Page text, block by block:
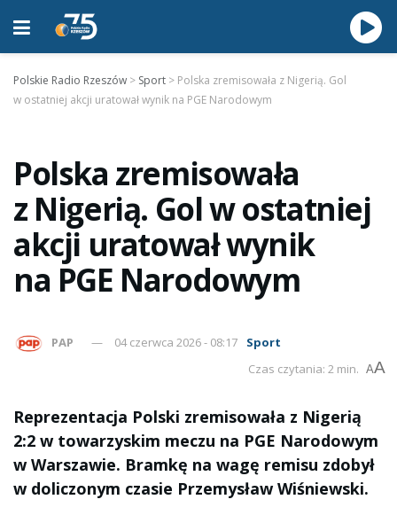
Polskie Radio Rzeszów > Sport > Polska zremisowała z Nigerią. Gol
w ostatniej akcji uratował wynik na PGE Narodowym
Polska zremisowała
z Nigerią. Gol w ostatniej
akcji uratował wynik
na PGE Narodowym
PAP 04 czerwca 2026 - 08:17
Sport
Czas czytania: 2 min. AA
Reprezentacja Polski zremisowała z Nigerią
2:2 w towarzyskim meczu na PGE Narodowym
w Warszawie. Bramkę na wagę remisu zdobył
w doliczonym czasie Przemysław Wiśniewski.